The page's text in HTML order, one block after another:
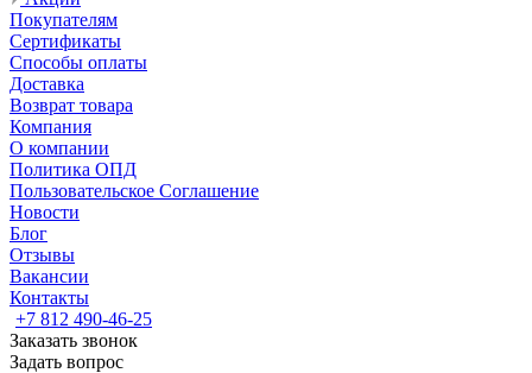
Покупателям
Сертификаты
Способы оплаты
Доставка
Возврат товара
Компания
О компании
Политика ОПД
Пользовательское Соглашение
Новости
Блог
Отзывы
Вакансии
Контакты
+7 812 490-46-25
Заказать звонок
Задать вопрос